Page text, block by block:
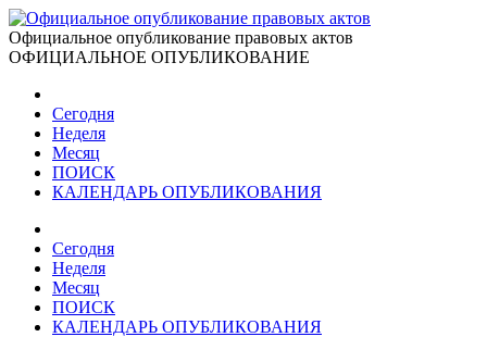
Официальное опубликование правовых актов
ОФИЦИАЛЬНОЕ ОПУБЛИКОВАНИЕ
Сегодня
Неделя
Месяц
ПОИСК
КАЛЕНДАРЬ ОПУБЛИКОВАНИЯ
Сегодня
Неделя
Месяц
ПОИСК
КАЛЕНДАРЬ ОПУБЛИКОВАНИЯ